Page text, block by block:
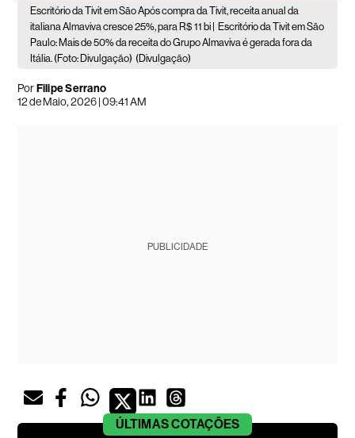
Escritório da Tivit em São Após compra da Tivit, receita anual da
italiana Almaviva cresce 25%, para R$ 11 bi |
Escritório da Tivit em São
Paulo: Mais de 50% da receita do Grupo Almaviva é gerada fora da
Itália. (Foto: Divulgação) (Divulgação)
PorFilipe Serrano
12 de Maio, 2026 | 09:41 AM
PUBLICIDADE
ÚLTIMASCOTAÇÕES